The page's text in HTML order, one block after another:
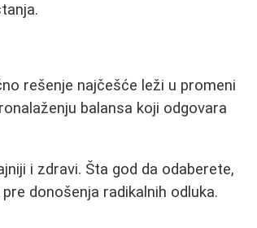
rešenje najčešće leži u promeni
balansa koji odgovara
i zdravi. Šta god da odaberete,
donošenja radikalnih odluka.